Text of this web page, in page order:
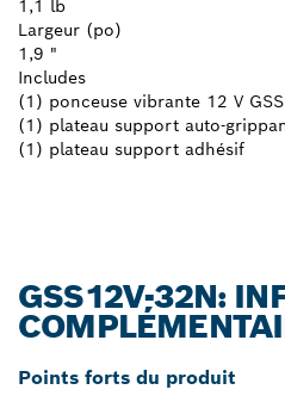
1,1 lb
Largeur (po)
1,9 "
Includes
(1) ponceuse vibrante 12 V
(1) plateau support auto-
(1) plateau support adhésif
GSS12V-32N:
Points forts du produit